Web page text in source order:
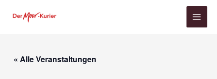
Inhalt
« Alle Veranstaltungen